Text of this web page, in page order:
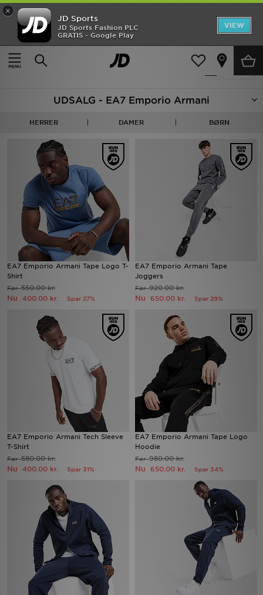
×
JD Sports
JD Sports Fashion PLC
GRATIS - Google Play
VIEW
Hjem
Udsalg | EA7 Emporio Armani
57 Produkter fundet
UDSALG - EA7 Emporio Armani
HERRER DAMER BØRN
EA7 Emporio Armani Tape Logo T-
Shirt
Før550.00 kr.
Nu 400.00 kr. Spar 27%
EA7 Emporio Armani Tape
Joggers
Før920.00 kr.
Nu 650.00 kr. Spar 29%
EA7 Emporio Armani Tech Sleeve
T-Shirt
Før580.00 kr.
Nu 400.00 kr. Spar 31%
EA7 Emporio Armani Tape Logo
Hoodie
Før980.00 kr.
Nu 650.00 kr. Spar 34%
Hjem
Udsalg
Damer
Bestsellers
Brands
Fodbold
Sport
Download JD app'en
Mine beskeder
Hjælp & information